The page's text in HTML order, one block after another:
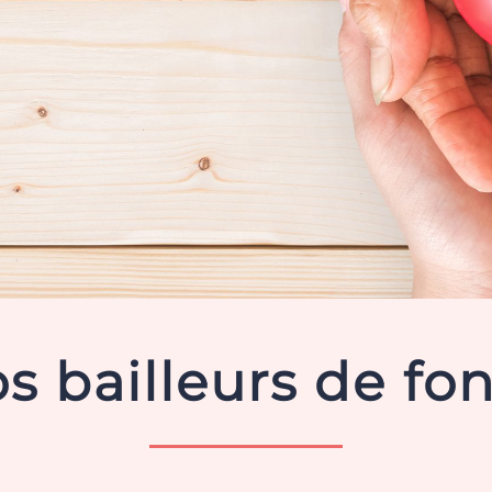
bailleurs de